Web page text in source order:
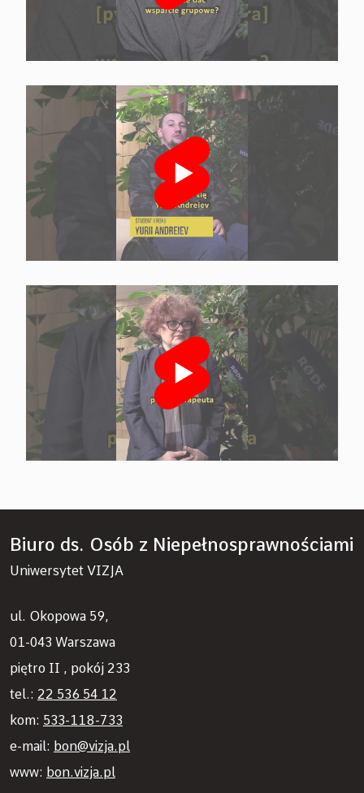
Biuro ds. Osób z Niepełnosprawnościami
Uniwersytet VIZJA
ul. Okopowa 59,
01-043 Warszawa
piętro II , pokój 233
tel.: 22 536 54 12
kom: 533-118-733
e-mail: bon@vizja.pl
www: bon.vizja.pl